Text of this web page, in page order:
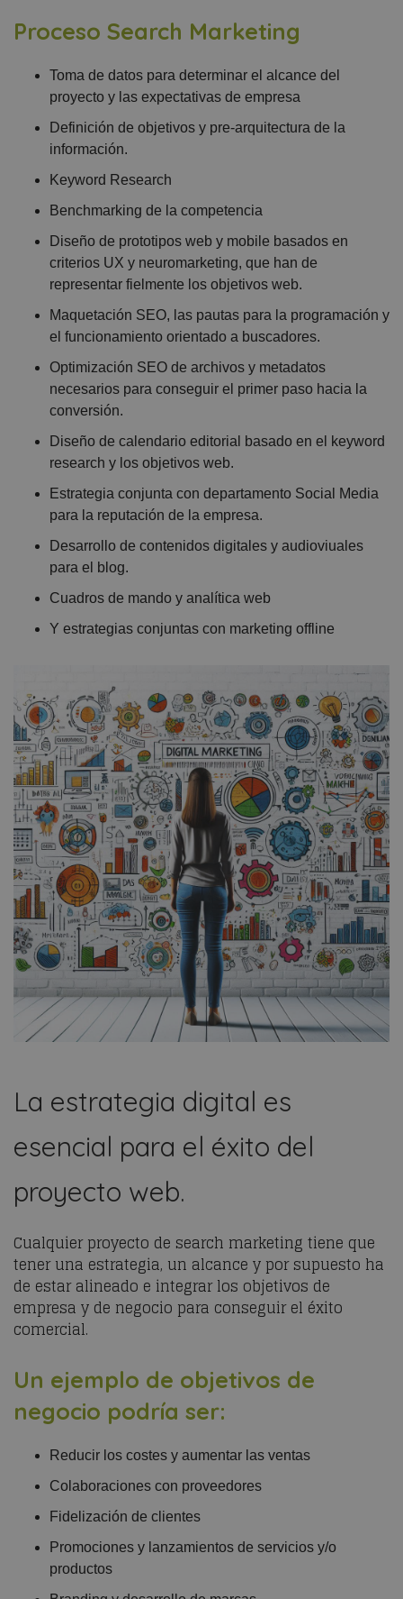
Proceso Search Marketing
Toma de datos para determinar el alcance del
proyecto y las expectativas de empresa
Definición de objetivos y pre-arquitectura de la
información.
Keyword Research
Benchmarking de la competencia
Diseño de prototipos web y mobile basados en
criterios UX y neuromarketing, que han de
representar fielmente los objetivos web.
Maquetación SEO, las pautas para la programación y
el funcionamiento orientado a buscadores.
Optimización SEO de archivos y metadatos
necesarios para conseguir el primer paso hacia la
conversión.
Diseño de calendario editorial basado en el keyword
research y los objetivos web.
Estrategia conjunta con departamento Social Media
para la reputación de la empresa.
Desarrollo de contenidos digitales y audioviuales
para el blog.
Cuadros de mando y analítica web
Y estrategias conjuntas con marketing offline
La estrategia digital es
esencial para el éxito del
proyecto web.
Cualquier proyecto de search marketing tiene que
tener una estrategia, un alcance y por supuesto ha
de estar alineado e integrar los objetivos de
empresa y de negocio para conseguir el éxito
comercial.
Un ejemplo de objetivos de
negocio podría ser:
Reducir los costes y aumentar las ventas
Colaboraciones con proveedores
Fidelización de clientes
Promociones y lanzamientos de servicios y/o
productos